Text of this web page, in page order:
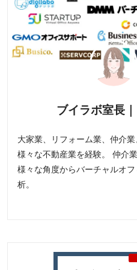
ブイラボ室長
大家業、リフォーム業、仲介
様々な不動産業を経験。 仲介
様々な角度からバーチャルオ
析。